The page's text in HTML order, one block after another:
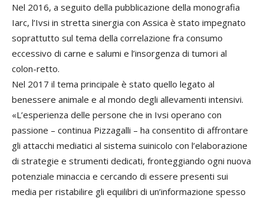
Nel 2016, a seguito della pubblicazione della monografia
Iarc, l’Ivsi in stretta sinergia con Assica è stato impegnato
soprattutto sul tema della correlazione fra consumo
eccessivo di carne e salumi e l’insorgenza di tumori al
colon-retto.
Nel 2017 il tema principale è stato quello legato al
benessere animale e al mondo degli allevamenti intensivi.
«L’esperienza delle persone che in Ivsi operano con
passione – continua Pizzagalli – ha consentito di affrontare
gli attacchi mediatici al sistema suinicolo con l’elaborazione
di strategie e strumenti dedicati, fronteggiando ogni nuova
potenziale minaccia e cercando di essere presenti sui
media per ristabilire gli equilibri di un’informazione spesso